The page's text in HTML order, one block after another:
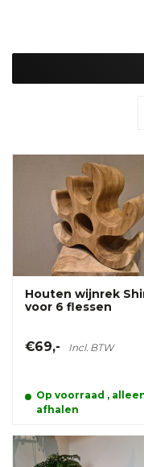
Houten wijnrek
voor 6 flessen
€69,- Incl. BTW
Op voorraad ,
afhalen